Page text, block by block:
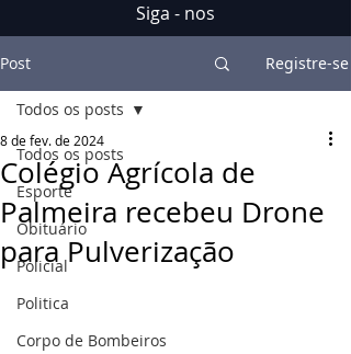
Siga - nos
Post Registre-se
Todos os posts
Esporte
Obituário
Policial
Politica
Corpo de Bombeiros
Todos os posts
Colégio Agrícola de
Palmeira recebeu Drone
para Pulverização
8 de fev. de 2024